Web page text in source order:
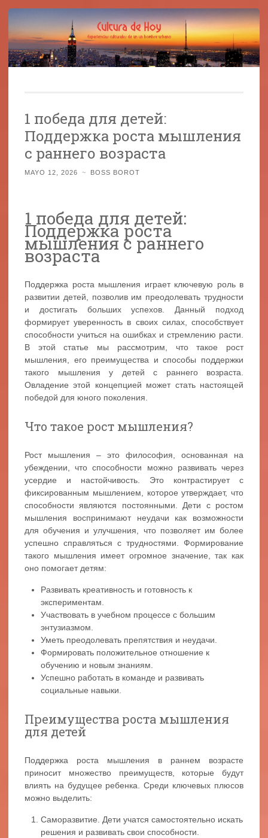
contenido
1 победа для детей:
Поддержка роста мышления
с раннего возраста
MAYO 12, 2026 ~ BOSS BOROT
1 победа для детей:
Поддержка роста
мышления с раннего
возраста
Поддержка роста мышления играет ключевую роль в
развитии детей, позволив им преодолевать трудности
и достигать больших успехов. Данный подход
формирует уверенность в своих силах, способствует
способности учиться на ошибках и стремлению расти.
В этой статье мы рассмотрим, что такое рост
мышления, его преимущества и способы поддержки
такого мышления у детей с раннего возраста.
Овладение этой концепцией может стать настоящей
победой для юного поколения.
Что такое рост мышления?
Рост мышления – это философия, основанная на
убеждении, что способности можно развивать через
усердие и настойчивость. Это контрастирует с
фиксированным мышлением, которое утверждает, что
способности являются постоянными. Дети с ростом
мышления воспринимают неудачи как возможности
для обучения и улучшения, что позволяет им более
успешно справляться с трудностями. Формирование
такого мышления имеет огромное значение, так как
оно помогает детям:
Развивать креативность и готовность к
экспериментам.
Участвовать в учебном процессе с большим
энтузиазмом.
Уметь преодолевать препятствия и неудачи.
Формировать положительное отношение к
обучению и новым знаниям.
Успешно работать в команде и развивать
социальные навыки.
Преимущества роста мышления
для детей
Поддержка роста мышления в раннем возрасте
приносит множество преимуществ, которые будут
влиять на будущее ребенка. Среди ключевых плюсов
можно выделить:
Саморазвитие. Дети учатся самостоятельно искать
решения и развивать свои способности.